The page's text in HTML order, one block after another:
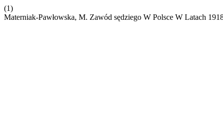
(1)
Materniak-Pawłowska, M. Zawód sędziego W Polsce W Latach